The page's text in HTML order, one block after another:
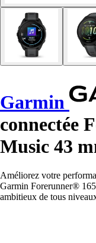
Garmin
connectée
Music 43
Améliorez votre
Garmin Forerunner®
ambitieux de tous